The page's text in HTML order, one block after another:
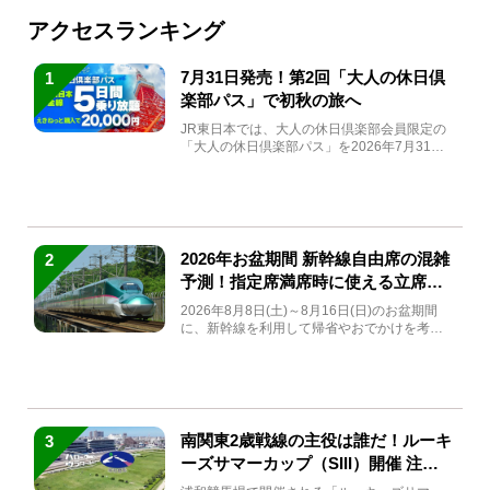
アクセスランキング
1
7月31日発売！第2回「大人の休日倶
楽部パス」で初秋の旅へ
JR東日本では、大人の休日倶楽部会員限定の
「大人の休日倶楽部パス」を2026年7月31日
2
2026年お盆期間 新幹線自由席の混雑
予測！指定席満席時に使える立席特
急券も解説
2026年8月8日(土)～8月16日(日)のお盆期間
に、新幹線を利用して帰省やおでかけを考え
3
南関東2歳戦線の主役は誰だ！ルーキ
ーズサマーカップ（SIII）開催 注目
馬と見どころをチェック